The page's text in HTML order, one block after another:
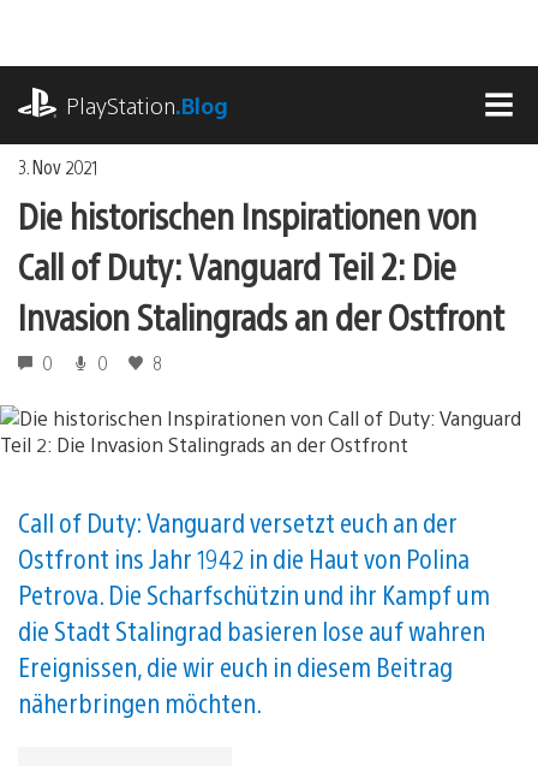
springen
PlayStation.Blog
3. Nov 2021
Die historischen Inspirationen von
Call of Duty: Vanguard Teil 2: Die
Invasion Stalingrads an der Ostfront
0 0 8
Call of Duty: Vanguard versetzt euch an der
Ostfront ins Jahr 1942 in die Haut von Polina
Petrova. Die Scharfschützin und ihr Kampf um
die Stadt Stalingrad basieren lose auf wahren
Ereignissen, die wir euch in diesem Beitrag
näherbringen möchten.